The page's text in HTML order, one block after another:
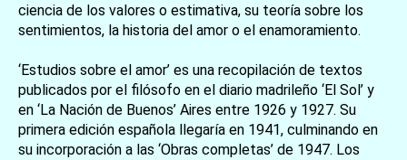
ciencia de los valores o estimativa, su teoría sobre los
sentimientos, la historia del amor o el enamoramiento.
‘Estudios sobre el amor’ es una recopilación de textos
publicados por el filósofo en el diario madrileño ‘El Sol’ y
en ‘La Nación de Buenos’ Aires entre 1926 y 1927. Su
primera edición española llegaría en 1941, culminando en
su incorporación a las ‘Obras completas’ de 1947. Los